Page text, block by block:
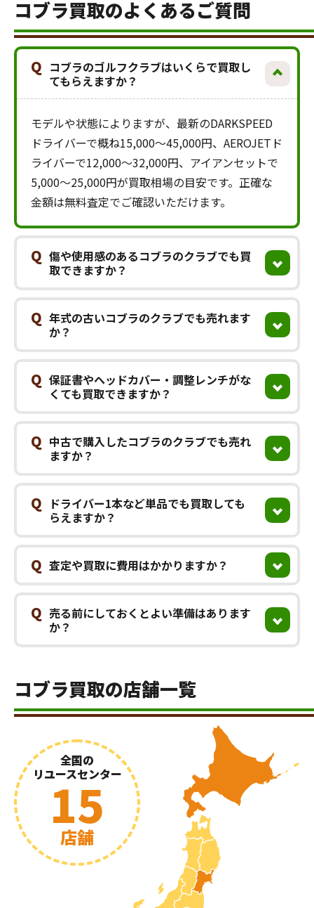
コブラ買取のよくあるご質問
Q コブラのゴルフクラブはいくらで買取し
てもらえますか？
モデルや状態によりますが、最新のDARKSPEED
ドライバーで概ね15,000〜45,000円、AEROJETド
ライバーで12,000〜32,000円、アイアンセットで
5,000〜25,000円が買取相場の目安です。正確な
金額は無料査定でご確認いただけます。
Q 傷や使用感のあるコブラのクラブでも買
取できますか？
Q 年式の古いコブラのクラブでも売れます
か？
Q 保証書やヘッドカバー・調整レンチがな
くても買取できますか？
Q 中古で購入したコブラのクラブでも売れ
ますか？
Q
ドライバー1本など単品でも買取しても
らえますか？
Q 査定や買取に費用はかかりますか？
Q 売る前にしておくとよい準備はあります
か？
コブラ買取の店舗一覧
全国の
リユースセンター
15
店舗